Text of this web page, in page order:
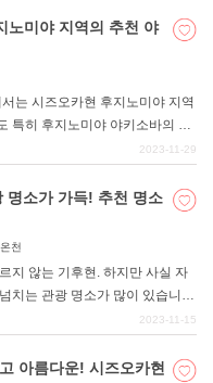
운 상승에 효험이 있는 신사 10
노미야 지역의 추천 야
는 시즈오카현 후지노미야 지역
특히 후지노미야 야키소바의 명
겠습니다. 후지노미야 야키소바
다. 합리적인 가격과 대중적인
매료시키는 멋진 요리로 자리
음식을 즐기며 이곳에서만 맛
2023-11-29
명소가 가득! 추천 명소
온천
지 않는 기후현. 하지만 사실 자
치는 관광 명소가 많이 있습니
추천 명소를 소개합니다.2023-11-15
아름다운! 시즈오카현